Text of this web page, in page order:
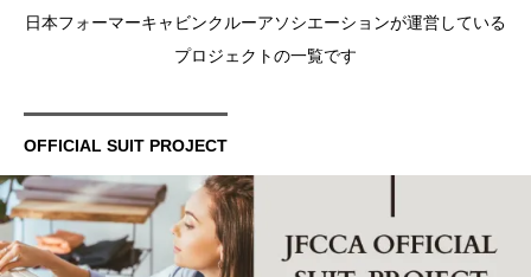
日本フォーマーキャビンクルーアソシエーションが運営している
プロジェクトの一覧です
OFFICIAL SUIT PROJECT